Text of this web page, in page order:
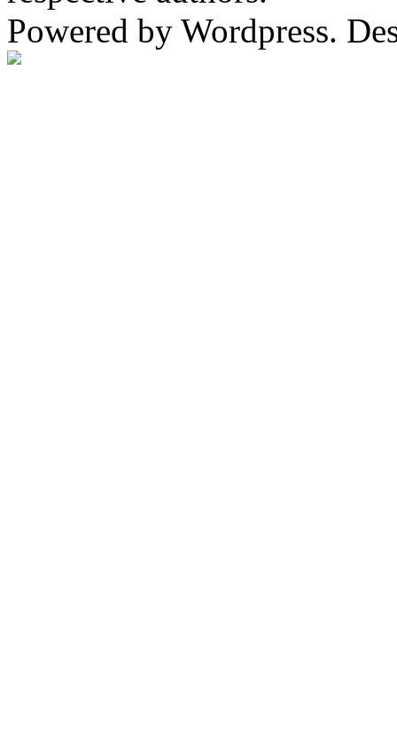
Powered by Wordpress.